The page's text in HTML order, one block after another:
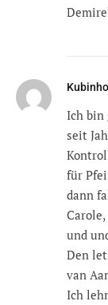
Ich bin
seit
für
dann
und
Den
van
Ich